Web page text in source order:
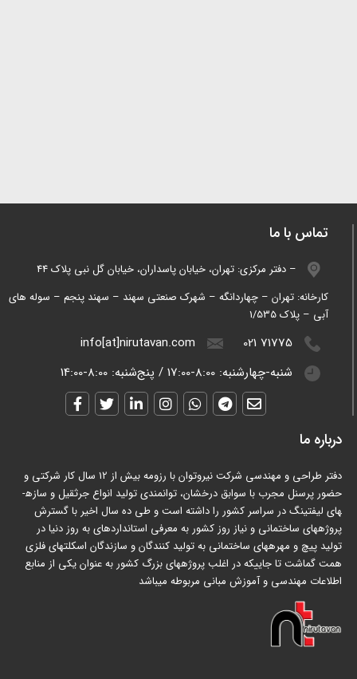
تماس با ما
دفتر مرکزی: تهران، خیابان پاسداران، خیابان گل نبی پلاک 44 –
کارخانه: تهران – چهاردانگه – شهرک صنعتی سهند – سهند پنجم – سوله های
آبی – پلاک 1/535
info[at]nirutavan.com
021 71775
شنبه-چهارشنبه: 8:00-17:00
/ پنج‌شنبه: 8:00-14:00
درباره ما
دفتر طراحی و مهندسی شرکت نیروتوان با رزومه بیش از 12 سال کار شرکتی و
حضور پرسنل مجرب با سوابق درخشان، توانمندی تولید انواع جرثقیل و سازه­
های لیفتینگ در سراسر کشور را داشته است و طی ده سال اخیر با گسترش
پروژه­های ساختمانی و نیاز روز کشور به معرفی استانداردهای به روز دنیا در
تولید پیچ و مهره­های ساختمانی به تولید کنندگان و سازندگان اسکلت­های فلزی
همت گماشت تا جاییکه در اغلب پروژه­های بزرگ کشور به عنوان یکی از منابع
اطلاعات مهندسی و آموزش مبانی مربوطه می­باشد